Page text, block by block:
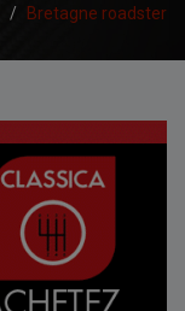
/ Bretagne roadster